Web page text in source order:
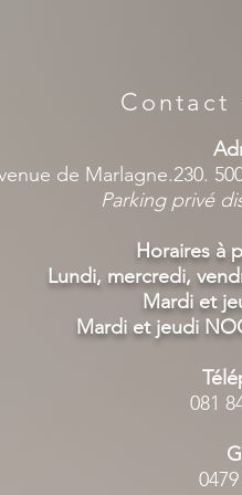
Contact
de Marlagne.230.
Parking privé
Horaires à
Lundi, mercredi,
Mardi et
Mardi et jeudi
081